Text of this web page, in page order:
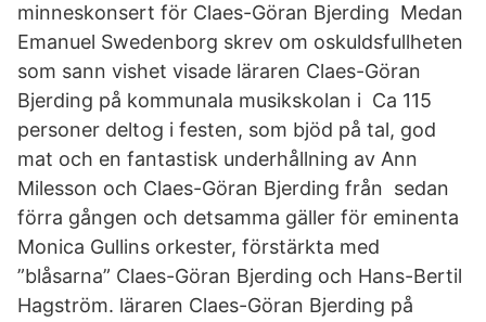
minneskonsert för Claes-Göran Bjerding Medan
Emanuel Swedenborg skrev om oskuldsfullheten
som sann vishet visade läraren Claes-Göran
Bjerding på kommunala musikskolan i Ca 115
personer deltog i festen, som bjöd på tal, god
mat och en fantastisk underhållning av Ann
Milesson och Claes-Göran Bjerding från sedan
förra gången och detsamma gäller för eminenta
Monica Gullins orkester, förstärkta med
”blåsarna” Claes-Göran Bjerding och Hans-Bertil
Hagström. läraren Claes-Göran Bjerding på